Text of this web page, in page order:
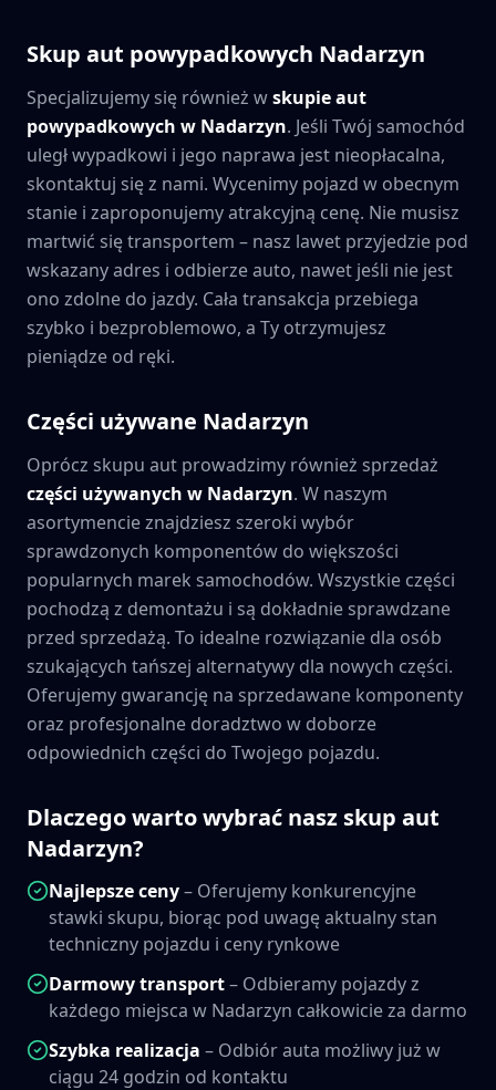
Skup aut powypadkowych Nadarzyn
Specjalizujemy się również wskupie aut
powypadkowych w Nadarzyn. Jeśli Twój samochód
uległ wypadkowi i jego naprawa jest nieopłacalna,
skontaktuj się z nami. Wycenimy pojazd w obecnym
stanie i zaproponujemy atrakcyjną cenę. Nie musisz
martwić się transportem – nasz lawet przyjedzie pod
wskazany adres i odbierze auto, nawet jeśli nie jest
ono zdolne do jazdy. Cała transakcja przebiega
szybko i bezproblemowo, a Ty otrzymujesz
pieniądze od ręki.
Części używane Nadarzyn
Oprócz skupu aut prowadzimy również sprzedaż
części używanych w Nadarzyn. W naszym
asortymencie znajdziesz szeroki wybór
sprawdzonych komponentów do większości
popularnych marek samochodów. Wszystkie części
pochodzą z demontażu i są dokładnie sprawdzane
przed sprzedażą. To idealne rozwiązanie dla osób
szukających tańszej alternatywy dla nowych części.
Oferujemy gwarancję na sprzedawane komponenty
oraz profesjonalne doradztwo w doborze
odpowiednich części do Twojego pojazdu.
Dlaczego warto wybrać nasz skup aut
Nadarzyn?
Najlepsze ceny– Oferujemy konkurencyjne
stawki skupu, biorąc pod uwagę aktualny stan
techniczny pojazdu i ceny rynkowe
Darmowy transport– Odbieramy pojazdy z
każdego miejsca w Nadarzyn całkowicie za darmo
Szybka realizacja – Odbiór auta możliwy już w
ciągu 24 godzin od kontaktu